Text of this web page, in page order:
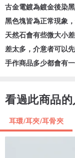
古金電鍍為鍍金後染
黑色塊皆為正常現象
天然石會有些微大小
差太多，介意者可以
手作商品多少都會有
看過此商品
耳環/耳夾/耳骨夾